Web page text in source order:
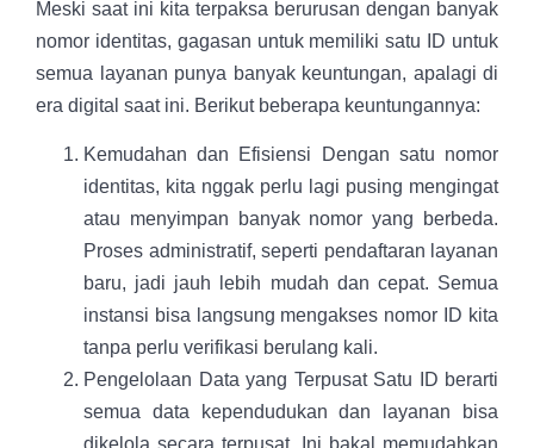
Meski saat ini kita terpaksa berurusan dengan banyak
nomor identitas, gagasan untuk memiliki satu ID untuk
semua layanan punya banyak keuntungan, apalagi di
era digital saat ini. Berikut beberapa keuntungannya:
Kemudahan dan Efisiensi Dengan satu nomor
identitas, kita nggak perlu lagi pusing mengingat
atau menyimpan banyak nomor yang berbeda.
Proses administratif, seperti pendaftaran layanan
baru, jadi jauh lebih mudah dan cepat. Semua
instansi bisa langsung mengakses nomor ID kita
tanpa perlu verifikasi berulang kali.
Pengelolaan Data yang Terpusat Satu ID berarti
semua data kependudukan dan layanan bisa